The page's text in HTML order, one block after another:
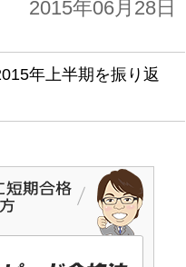
2015年06月28日
年上半期を振り返